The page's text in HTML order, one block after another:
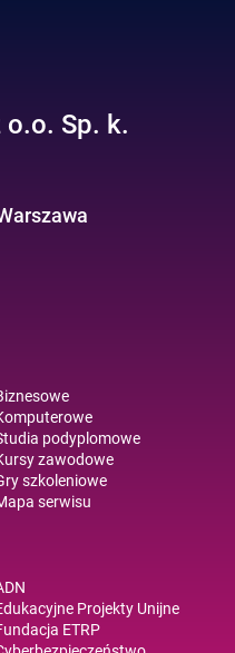
Sp. k.
podyplomowe
zawodowe
szkoleniowe
serwisu
Projekty Unijne
ETRP